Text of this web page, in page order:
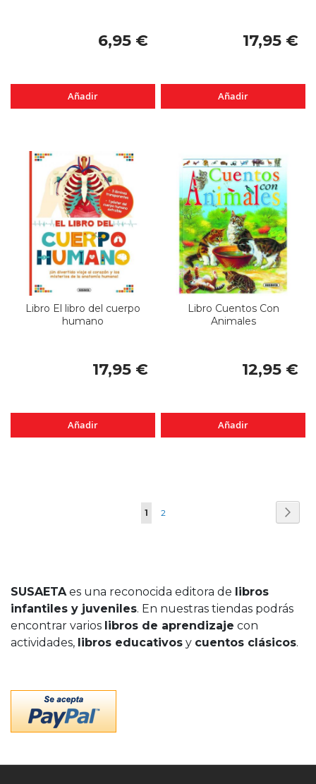
6,95 €
Añadir
17,95 €
Añadir
Libro El libro del cuerpo
humano
17,95 €
Añadir
Libro Cuentos Con
Animales
12,95 €
Añadir
Página
Actualmente
1 Página
2
SUSAETAes una reconocida editora de libros
infantiles y juveniles. En nuestras tiendas podrás
encontrar varios libros de aprendizaje con
actividades, libros educativos y cuentos clásicos.